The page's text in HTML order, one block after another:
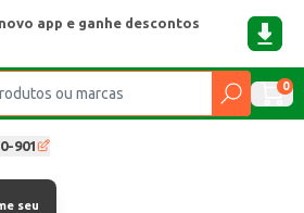
app e ganhe descontos
0
901
seu